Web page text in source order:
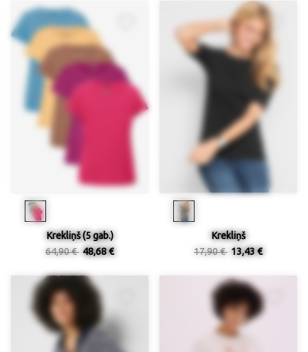
Krekliņš (5 gab.)
64,90 € 48,68 €
Krekliņš
17,90 € 13,43 €